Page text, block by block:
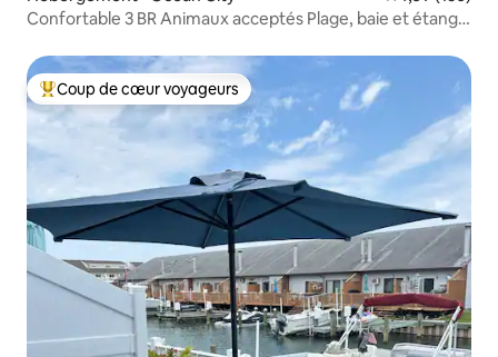
Confortable 3 BR Animaux acceptés Plage, baie et étang à
Coups de cœur voyageurs les plus appréciés
Coup de cœur voyageurs